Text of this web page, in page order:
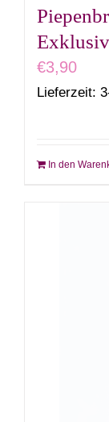
€3,90
Lieferzeit:
In den